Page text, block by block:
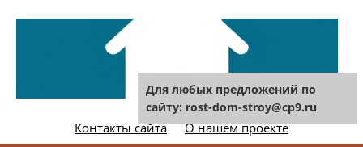
Контакты сайта
О нашем проекте
Для любых предложений по
сайту: rost-dom-stroy@cp9.ru